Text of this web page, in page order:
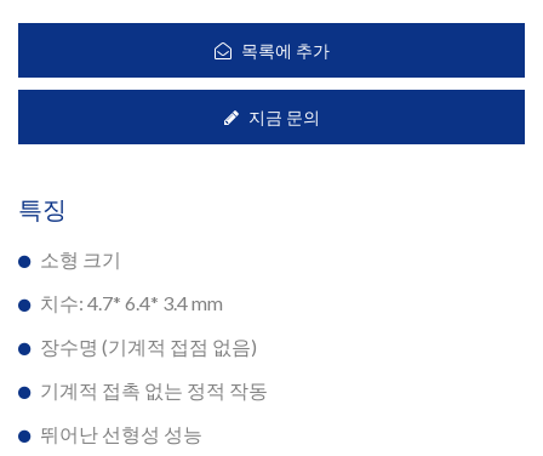
목록에 추가
지금 문의
특징
소형 크기
치수: 4.7* 6.4* 3.4 mm
장수명 (기계적 접점 없음)
기계적 접촉 없는 정적 작동
뛰어난 선형성 성능